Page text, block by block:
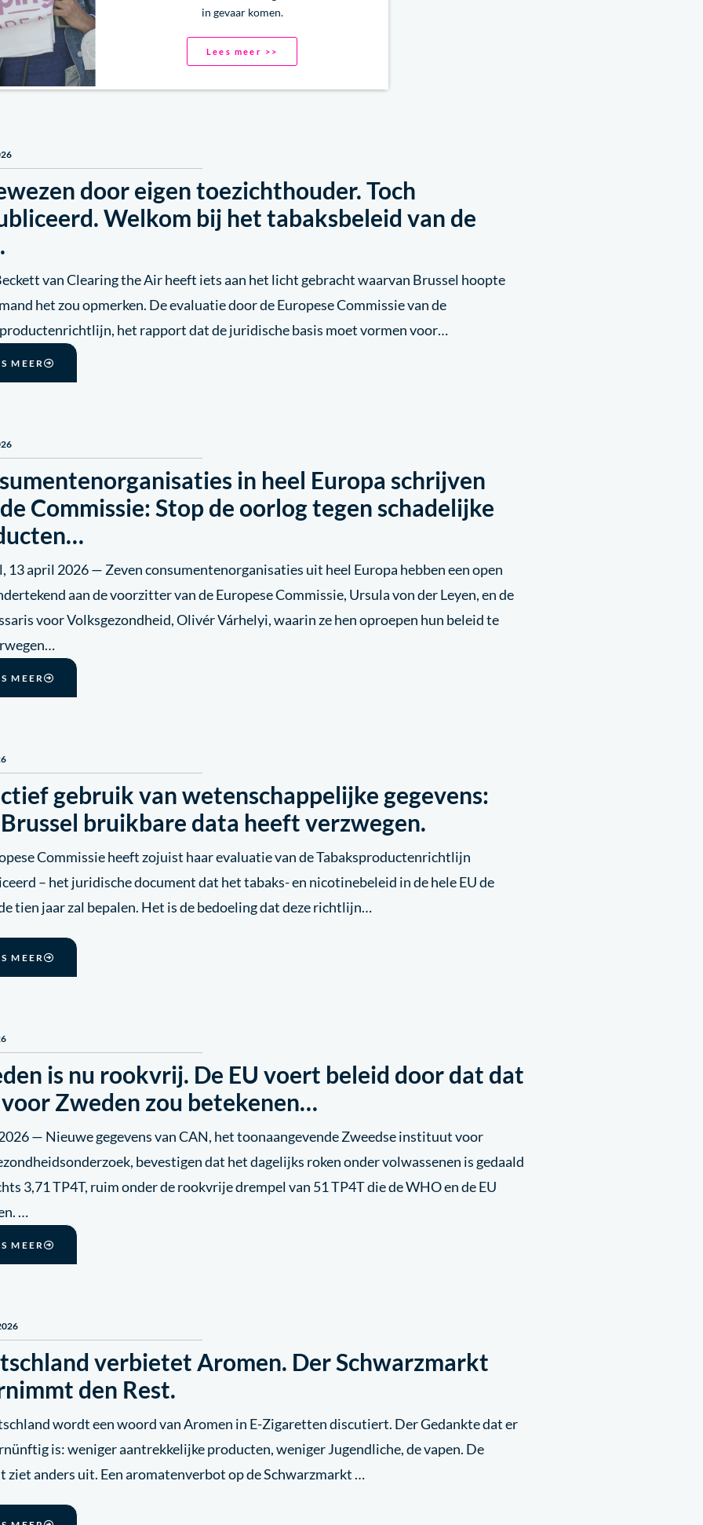
in gevaar komen.
Lees meer >>
door eigen toezichthouder. Toch
Welkom bij het tabaksbeleid van de
van Clearing the Air heeft iets aan het licht gebracht waarvan Brussel hoopte
het zou opmerken. De evaluatie door de Europese Commissie van de
het rapport dat de juridische basis moet vormen voor…
MEER
in heel Europa schrijven
Commissie: Stop de oorlog tegen schadelijke
13 april 2026 — Zeven consumentenorganisaties uit heel Europa hebben een open
aan de voorzitter van de Europese Commissie, Ursula von der Leyen, en de
voor Volksgezondheid, Olivér Várhelyi, waarin ze hen oproepen hun beleid te
MEER
gebruik van wetenschappelijke gegevens:
bruikbare data heeft verzwegen.
Commissie heeft zojuist haar evaluatie van de Tabaksproductenrichtlijn
– het juridische document dat het tabaks- en nicotinebeleid in de hele EU de
tien jaar zal bepalen. Het is de bedoeling dat deze richtlijn…
MEER
is nu rookvrij. De EU voert beleid door dat dat
Zweden zou betekenen…
— Nieuwe gegevens van CAN, het toonaangevende Zweedse instituut voor
bevestigen dat het dagelijks roken onder volwassenen is gedaald
3,71 TP4T, ruim onder de rookvrije drempel van 51 TP4T die de WHO en de EU
…
MEER
verbietet Aromen. Der Schwarzmarkt
den Rest.
wordt een woord van Aromen in E-Zigaretten discutiert. Der Gedankte dat er
is: weniger aantrekkelijke producten, weniger Jugendliche, de vapen. De
ziet anders uit. Een aromatenverbot op de Schwarzmarkt …